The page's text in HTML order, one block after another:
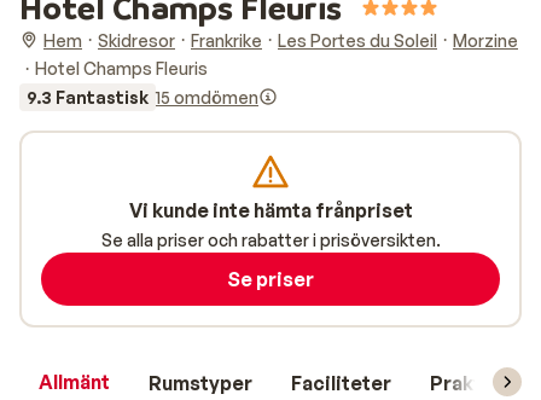
Hem Skidresor Frankrike Les Portes du Soleil
Morzine
Hotel Champs Fleuris
9.3 Fantastisk 15 omdömen
Allmänt Rumstyper Faciliteter Praktisk
Vi kunde inte hämta frånpriset
Se alla priser och rabatter i prisöversikten.
Se priser